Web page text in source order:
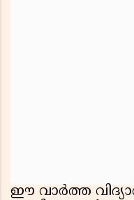
ഈ വാർത്ത